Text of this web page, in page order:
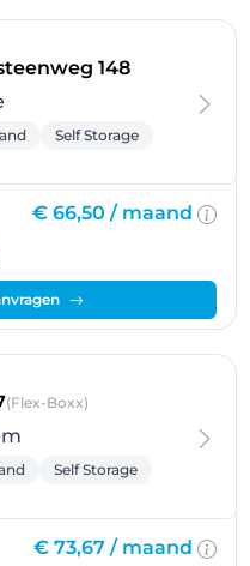
148- Deurne
Self Storage
€ 66,50 / maand
- Merksem
(Flex-Boxx)
Self Storage
€ 73,67 / maand